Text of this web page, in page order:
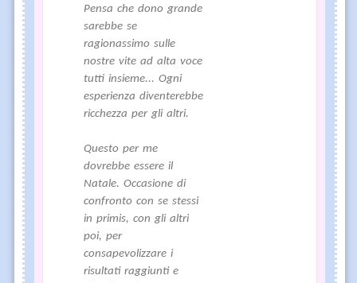
Pensa che dono grande
sarebbe se
ragionassimo sulle
nostre vite ad alta voce
tutti insieme... Ogni
esperienza diventerebbe
ricchezza per gli altri.
Questo per me
dovrebbe essere il
Natale. Occasione di
confronto con se stessi
in primis, con gli altri
poi, per
consapevolizzare i
risultati raggiunti e